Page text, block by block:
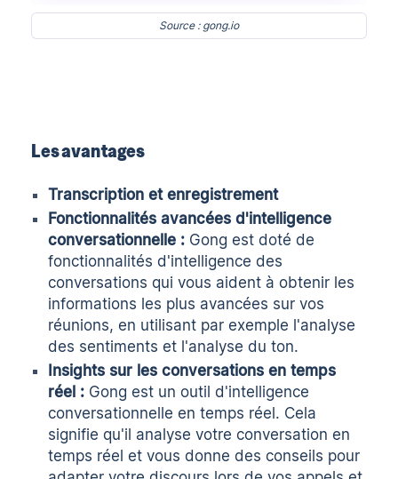
Source : gong.io
Les avantages
Transcription et enregistrement
Fonctionnalités avancées d'intelligence
conversationnelle : Gong est doté de
fonctionnalités d'intelligence des
conversations qui vous aident à obtenir les
informations les plus avancées sur vos
réunions, en utilisant par exemple l'analyse
des sentiments et l'analyse du ton.
Insights sur les conversations en temps
réel : Gong est un outil d'intelligence
conversationnelle en temps réel. Cela
signifie qu'il analyse votre conversation en
temps réel et vous donne des conseils pour